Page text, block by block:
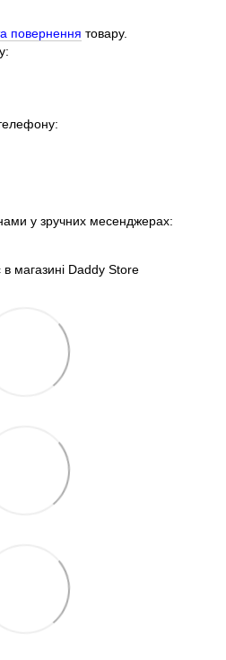
повернення товару.
у зручних месенджерах:
магазині Daddy Store